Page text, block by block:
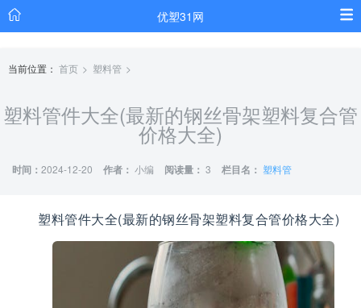
优塑31网
当前位置： 首页 塑料管
塑料管件大全(最新的钢丝骨架塑料复合管
价格大全)
时间： 2024-12-20 作者： 小编 阅读量： 3 栏目名： 塑料管
塑料管件大全(最新的钢丝骨架塑料复合管价格大全)